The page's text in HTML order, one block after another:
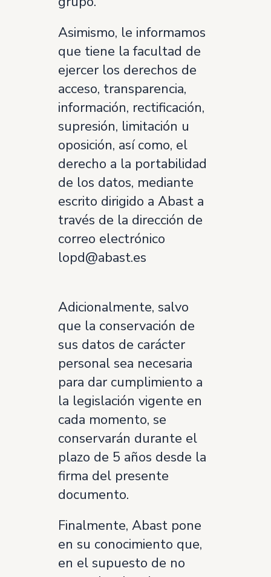
Asimismo, le informamos
que tiene la facultad de
ejercer los derechos de
acceso, transparencia,
información, rectificación,
supresión, limitación u
oposición, así como, el
derecho a la portabilidad
de los datos, mediante
escrito dirigido a Abast a
través de la dirección de
correo electrónico
lopd@abast.es
Adicionalmente, salvo
que la conservación de
sus datos de carácter
personal sea necesaria
para dar cumplimiento a
la legislación vigente en
cada momento, se
conservarán durante el
plazo de 5 años desde la
firma del presente
documento.
Finalmente, Abast pone
en su conocimiento que,
en el supuesto de no